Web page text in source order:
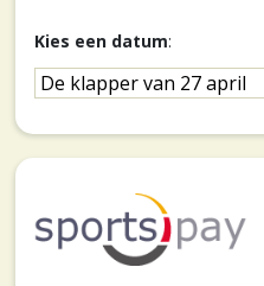
Kies een datum: